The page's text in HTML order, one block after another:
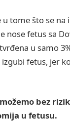
tome što se
nose fetus sa
u samo
fetus, jer
bez
u fetusu.